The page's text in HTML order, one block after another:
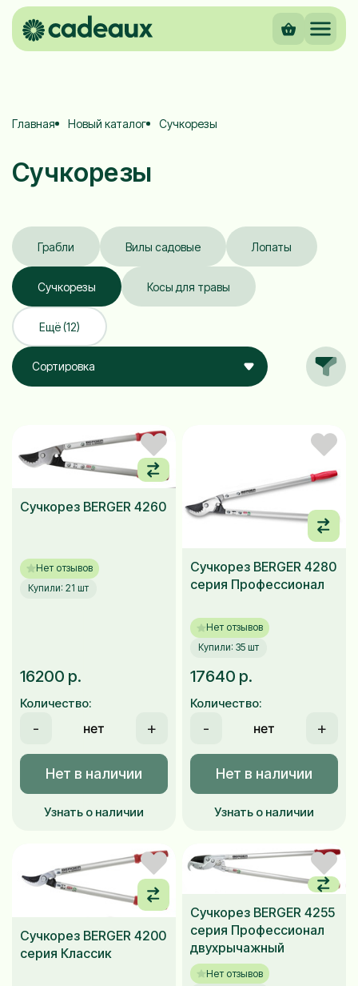
Главная Новый каталог Сучкорезы
Сучкорезы
Грабли Вилы садовые Лопаты
Сучкорезы Косы для травы
Ещё (12)
Сортировка
Сучкорез BERGER 4260
Нет отзывов
Купили: 21 шт
16200 р.
Количество:
- +
Нет в наличии
Узнать о наличии
Сучкорез BERGER 4280
серия Профессионал
Нет отзывов
Купили: 35 шт
17640 р.
Количество:
- +
Нет в наличии
Узнать о наличии
Сучкорез BERGER 4200
серия Классик
Сучкорез BERGER 4255
серия Профессионал
двухрычажный
Нет отзывов